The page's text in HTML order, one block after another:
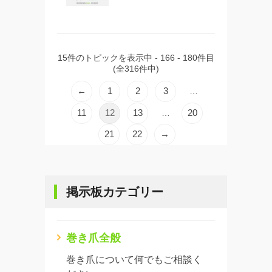
15件のトピックを表示中 - 166 - 180件目
(全316件中)
← 1 2 3
11 12 13 20
21 22 →
掲示板カテゴリー
巻き爪全般
巻き爪について何でもご相談く